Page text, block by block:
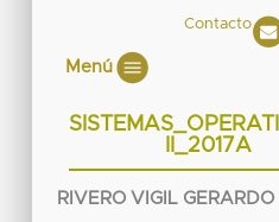
Contacto
Menú
II_2017A
RIVERO VIGIL GERARDO